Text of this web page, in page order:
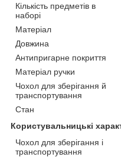
Кількість предметів в
наборі
Матеріал
Довжина
Антипригарне покриття
Матеріал ручки
Чохол для зберігання й
транспортування
Стан
Користувальницькі
Чохол для зберігання і
транспортування